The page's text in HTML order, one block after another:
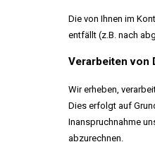
Die von Ihnen im
entfällt (z.B. nach
Verarbeiten von
Wir erheben,
Dies erfolgt auf
Inanspruchnahme
abzurechnen.